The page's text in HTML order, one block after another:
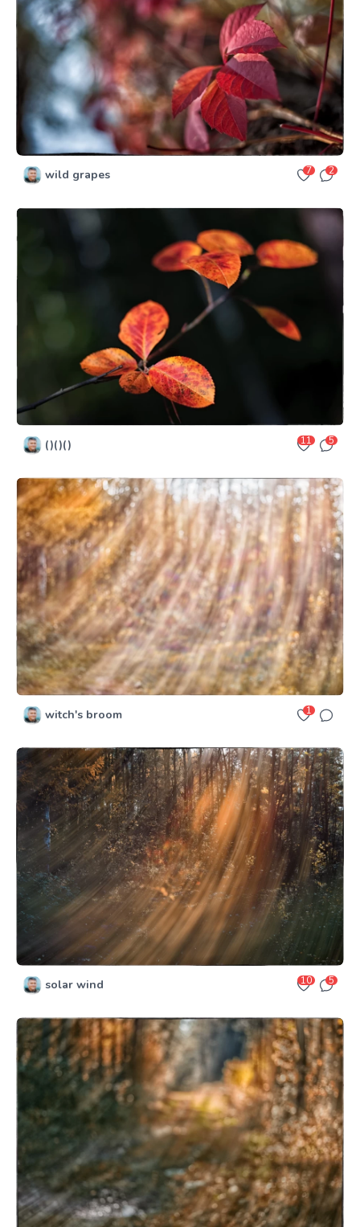
wild grapes 7 2
()()() 11 5
witch's broom 1
solar wind 10 5